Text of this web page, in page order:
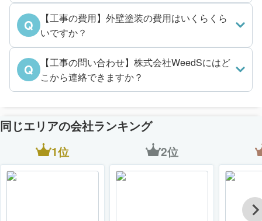
Q
【工事の費用】外壁塗装の費用はいくらくら
いですか？
Q
【工事の問い合わせ】株式会社WeedSにはど
こから連絡できますか？
同じエリアの会社ランキング
1位 2位